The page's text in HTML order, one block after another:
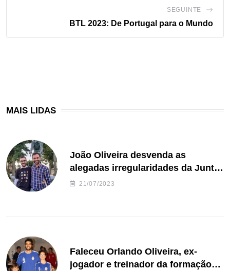
SEGUINTE
BTL 2023: De Portugal para o Mundo
MAIS LIDAS
João Oliveira desvenda as
alegadas irregularidades da Junta
de Freguesia S. João de Ver
21/07/2023
Faleceu Orlando Oliveira, ex-
jogador e treinador da formação